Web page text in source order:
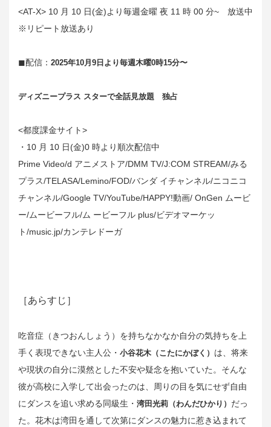
<AT-X> 10 月 10 日(金)より毎週金曜 夜 11 時 00 分~ 放送中
※リピート放送あり
◼︎配信： 2025年10月9日より毎週木曜0時15分〜
ディズニープラス スターで全話見放題 独占
<都度課金サイト>
・ 10 月 10 日(金)0 時より順次配信中
Prime Video/d アニメストア/DMM TV/J:COM STREAM/みる
プラス/TELASA/Lemino/FOD/バンダ イチャンネル/ニコニコ
チャンネル/Google TV/YouTube/HAPPY!動画/ OnGen ムービ
ー/ムービーフル/ム ービーフル plus/ビデオマーケッ
ト/music.jp/カンテレドーガ
［あらすじ］
吃音症（きつおんしょう）を持ちなかなか自分の気持ちを上
手く表現できない主人公・ 小谷花木（こたにかぼく） は、将来
や現状の自分に漠然とした不安や疑念を抱いていた。そんな
彼が高校に入学して出会ったのは、周りの目を気にせず自由
にダンスを追い求める同級生・ 湾田光莉（わんだひかり） だっ
た。花木は湾田を通して次第にダンスの魅力に惹き込まれて